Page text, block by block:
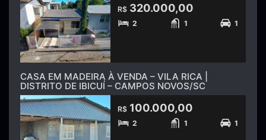
R$ 320.000,00
2 1 1
CASA EM MADEIRA À VENDA – VILA RICA |
DISTRITO DE IBICUÍ – CAMPOS NOVOS/SC
R$ 100.000,00
2 1 1